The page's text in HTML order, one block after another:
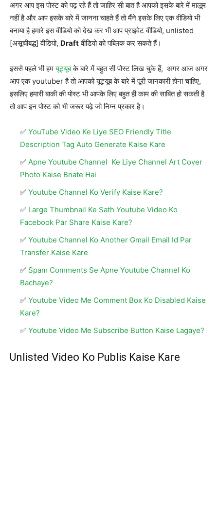
अगर आप इस पोस्ट को पढ़ रहे हैं तो जाहिर सी बात है आपको इसके बारे में मालूम
नहीं है और आप इसके बारे में जानना चाहते हैं तो मैंने इसके लिए एक वीडियो भी
बनाया है हमारे इस वीडियो को देख कर भी आप प्राइवेट वीडियो, unlisted
[असूचीबद्ध] वीडियो, Draftवीडियो को पब्लिक कर सकते हैं।
इससे पहले भी हमयूट्यूबके बारे में बहुत सी पोस्ट लिख चुके हैं, अगर आज अगर
आप एक youtuber है तो आपको यूट्यूब के बारे में पूरी जानकारी होना चाहिए,
इसलिए हमारी बाकी की पोस्ट भी आपके लिए बहुत ही काम की साबित हो सकती है
तो आप इन पोस्ट को भी जरूर पढ़े जो निम्न प्रकार है।
YouTube Video Ke Liye SEO Friendly Title
Description Tag Auto Generate Kaise Kare
Apne Youtube Channel Ke Liye Channel Art Cover
Photo Kaise Bnate Hai
Youtube Channel Ko Verify Kaise Kare?
Large Thumbnail Ke Sath Youtube Video Ko
Facebook Par Share Kaise Kare?
Youtube Channel Ko Another Gmail Email Id Par
Transfer Kaise Kare
Spam Comments Se Apne Youtube Channel Ko
Bachaye?
Youtube Video Me Comment Box Ko Disabled Kaise
Kare?
Youtube Video Me Subscribe Button Kaise Lagaye?
Unlisted Video Ko Publis Kaise Kare